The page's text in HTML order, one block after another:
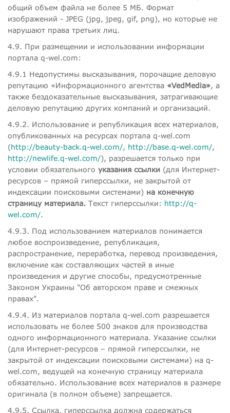
общий объем файла не более 5 МБ. Формат
изображений - JPEG (jpg, jpeg, gif, png), но которые не
нарушают права третьих лиц.
4.9. При размещении и использовании информации
портала q-wel.com:
4.9.1 Недопустимы высказывания, порочащие деловую
репутацию «Информационного агентства «VedMedia», а
также бездоказательные высказывания, затрагивающие
деловую репутацию других компаний и организаций.
4.9.2. Использование и републикация всех материалов,
опубликованных на ресурсах портала q-wel.com
(http://beauty-back.q-wel.com/, http://base.q-wel.com/,
http://newlife.q-wel.com/), разрешается только при
условии обязательного указания ссылки (для Интернет-
ресурсов – прямой гиперссылки, не закрытой от
индексации поисковыми системами) на конечную
страницу материала. Текст гиперссылки: http://q-
wel.com/.
4.9.3. Под использованием материалов понимается
любое воспроизведение, републикация,
распространение, переработка, перевод произведения,
включение как составляющих частей в иные
произведения и другие способы, предусмотренные
Законом Украины "Об авторском праве и смежных
правах".
4.9.4. Из материалов портала q-wel.com разрешается
использовать не более 500 знаков для производства
одного информационного материала. Указание ссылки
(для Интернет-ресурсов – прямой гиперссылки, не
закрытой от индексации поисковыми системами) на q-
wel.com, ведущей на конечную страницу материала
обязательно. Использование всех материалов в размере
оригинала (в полном объеме) запрещается.
4.9.5. Ссылка, гиперссылка должна содержаться